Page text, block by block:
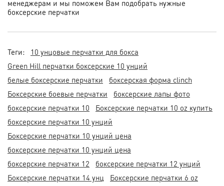
менеджерам и мы поможем Вам подобрать нужные
боксерские перчатки
Теги:
10 унцовые перчатки для бокса
Green Hill перчатки боксерские 10 унций
белые боксерские перчатки
боксерская форма clinch
Боксерские боевые перчатки
боксерские лапы фото
боксерские перчатки 10
Боксерские перчатки 10 oz купить
боксерские перчатки 10 унций
Боксерские перчатки 10 унций цена
боксерские перчатки 10 унций цена
боксерские перчатки 12
боксерские перчатки 12 унций
Боксерские перчатки 14 унц
Боксерские перчатки 6 oz